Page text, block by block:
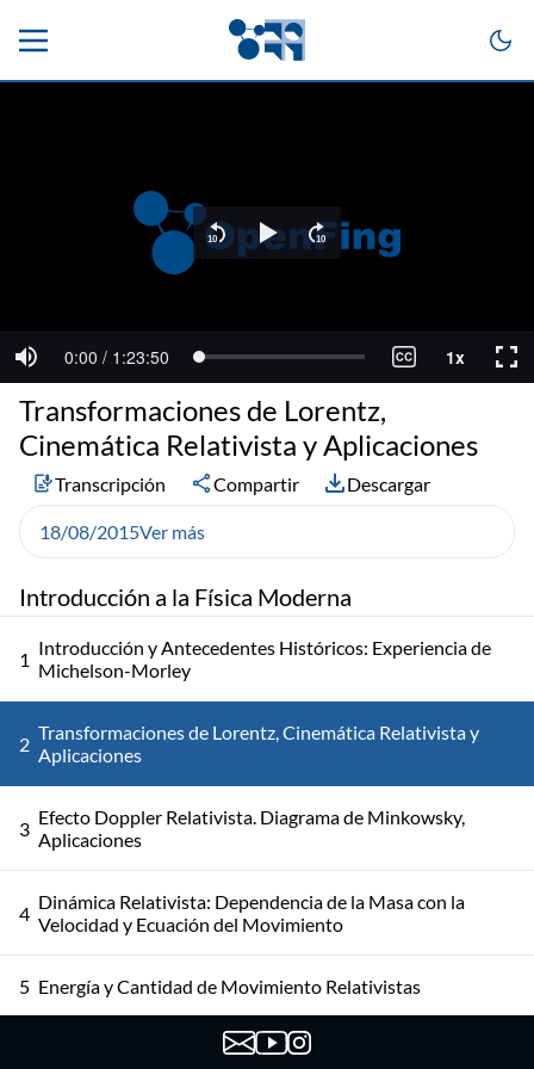
Introducción a la Física Moderna
1 Introducción y Antecedentes Históricos: Experiencia de
Michelson-Morley
2 Transformaciones de Lorentz, Cinemática Relativista y
Aplicaciones
3 Efecto Doppler Relativista. Diagrama de Minkowsky,
Aplicaciones
4 Dinámica Relativista: Dependencia de la Masa con la
Velocidad y Ecuación del Movimiento
5 Energía y Cantidad de Movimiento Relativistas
Teoría General de la Relatividad. Cuantización de la Carga:
Transformaciones de Lorentz,
Cinemática Relativista y Aplicaciones
Transcripción Compartir Descargar
18/08/2015Ver más